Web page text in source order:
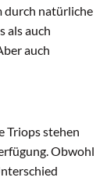
durch natürliche
als auch
auch
Triops stehen
Obwohl